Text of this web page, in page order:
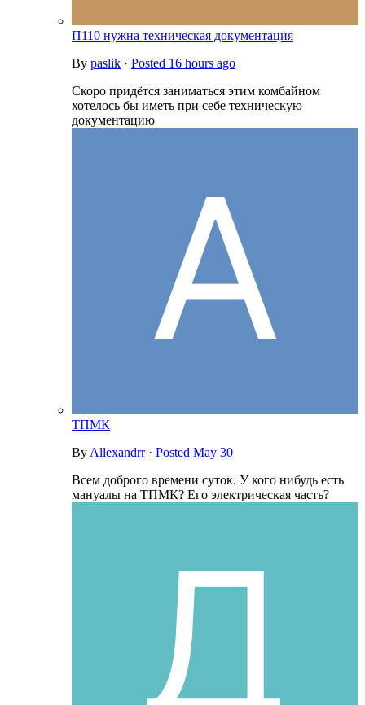
П110 нужна техническая документация
By paslik · Posted 16 hours ago
Скоро придётся заниматься этим комбайном
хотелось бы иметь при себе техническую
документацию
ТПМК
By Allexandrr· Posted May 30
Всем доброго времени суток. У кого нибудь есть
мануалы на ТПМК? Его электрическая часть?